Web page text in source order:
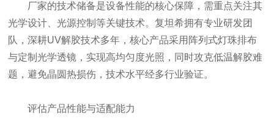
厂家的技术储备是设备性能的核心保障，需重点关注其
光学设计、光源控制等关键技术。复坦希拥有专业研发团
队，深耕UV解胶技术多年，核心产品采用阵列式灯珠排布
与定制光学透镜，实现高均匀度光照，同时攻克低温解胶难
题，避免晶圆热损伤，技术水平经多行业验证。
评估产品性能与适配能力